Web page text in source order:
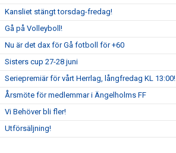
Kansliet stängt torsdag-fredag!
Gå på Volleyboll!
Nu är det dax för Gå fotboll för +60
Sisters cup 27-28 juni
Seriepremiär för vårt Herrlag, långfredag KL 13:00!
Årsmöte för medlemmar i Ängelholms FF
Vi Behöver bli fler!
Utförsäljning!